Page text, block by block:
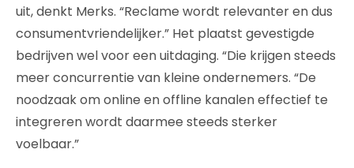
uit, denkt Merks. “Reclame wordt relevanter en dus
consumentvriendelijker.” Het plaatst gevestigde
bedrijven wel voor een uitdaging. “Die krijgen steeds
meer concurrentie van kleine ondernemers. “De
noodzaak om online en offline kanalen effectief te
integreren wordt daarmee steeds sterker
voelbaar.”